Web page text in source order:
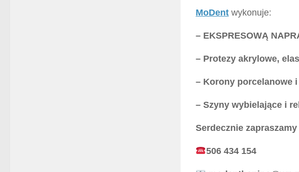
MoDent wykonuje:
– EKSPRESOWĄ
– Protezy akrylowe,
– Korony porcelanowe
– Szyny wybielające i
Serdecznie
506 434 154